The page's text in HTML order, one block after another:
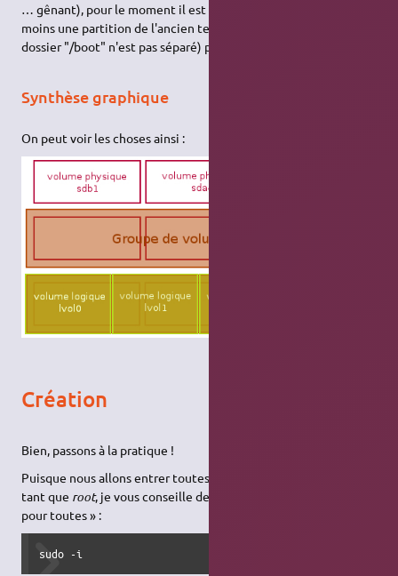
… gênant), pour le moment il est vivement conseillé d'avoir au
moins une partition de l'ancien temps avec "/boot" (ou "/" si le
dossier "/boot" n'est pas séparé) pour éviter les ennuis.
Synthèse graphique
On peut voir les choses ainsi :
Création
Bien, passons à la pratique !
Puisque nous allons entrer toutes les commandes à venir en
tant que root, je vous conseille de passer
pour toutes » :
sudo -i